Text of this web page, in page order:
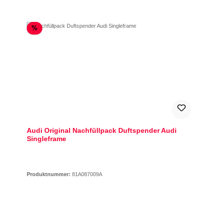
%Rabatt
Audi Original Nachfüllpack Duftspender Audi
Singleframe
Produktnummer: 81A087009A